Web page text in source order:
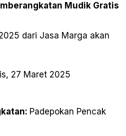
Mudik Gratis
dari Jasa Marga akan
27 Maret 2025
Padepokan Pencak